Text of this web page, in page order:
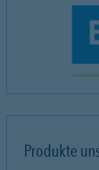
Produkte